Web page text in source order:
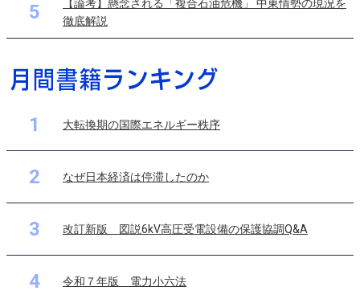
5
【論考】懸念される「複合石油危機」 中東情勢の現況を
徹底解説
1 大転換期の国際エネルギー秩序
2 なぜ日本経済は停滞したのか
3 改訂新版 図説6kV高圧受電設備の保護協調Q&A
4 令和７年版 電力小六法